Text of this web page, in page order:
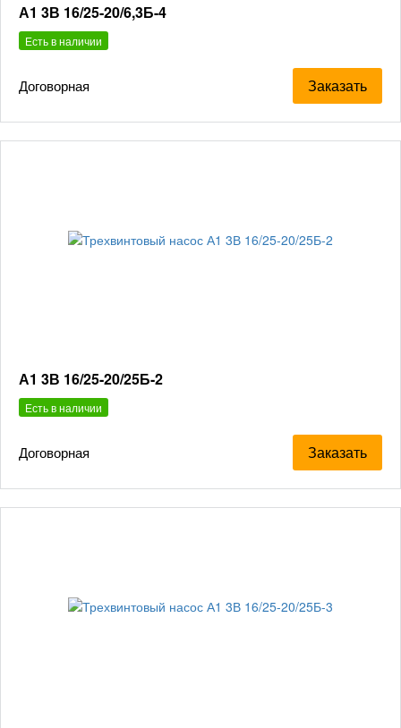
А1 3В 16/25-20/6,3Б-4
Есть в наличии
Договорная Заказать
А1 3В 16/25-20/25Б-2
Есть в наличии
Договорная Заказать